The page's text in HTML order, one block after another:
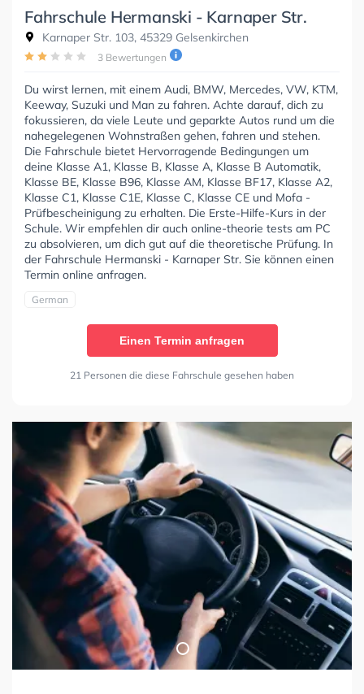
Fahrschule Hermanski - Karnaper Str.
Karnaper Str. 103, 45329 Gelsenkirchen
3 Bewertungen
Du wirst lernen, mit einem Audi, BMW, Mercedes, VW, KTM,
Keeway, Suzuki und Man zu fahren. Achte darauf, dich zu
fokussieren, da viele Leute und geparkte Autos rund um die
nahegelegenen Wohnstraßen gehen, fahren und stehen.
Die Fahrschule bietet Hervorragende Bedingungen um
deine Klasse A1, Klasse B, Klasse A, Klasse B Automatik,
Klasse BE, Klasse B96, Klasse AM, Klasse BF17, Klasse A2,
Klasse C1, Klasse C1E, Klasse C, Klasse CE und Mofa -
Prüfbescheinigung zu erhalten. Die Erste-Hilfe-Kurs in der
Schule. Wir empfehlen dir auch online-theorie tests am PC
zu absolvieren, um dich gut auf die theoretische Prüfung. In
der Fahrschule Hermanski - Karnaper Str. Sie können einen
Termin online anfragen.
German
Einen Termin anfragen
21 Personen die diese Fahrschule gesehen haben